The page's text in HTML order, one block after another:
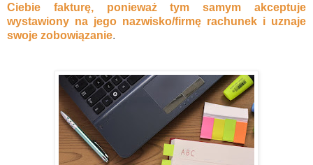
Ciebie fakturę, ponieważ tym samym akceptuje
wystawiony na jego nazwisko/firmę rachunek i uznaje
swoje zobowiązanie.